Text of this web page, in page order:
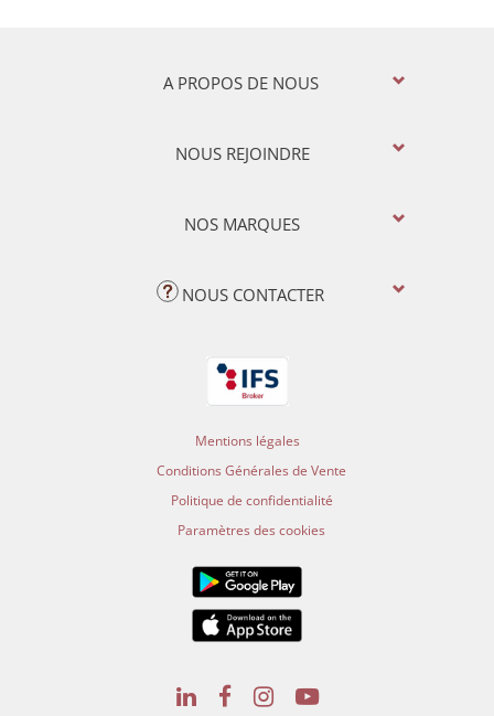
A PROPOS DE NOUS
NOUS REJOINDRE
NOS MARQUES
NOUS CONTACTER
Mentions légales
Conditions Générales de Vente
Politique de confidentialité
Paramètres des cookies